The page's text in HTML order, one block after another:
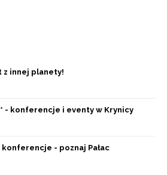
z innej planety!
- konferencje i eventy w Krynicy
- poznaj Pałac